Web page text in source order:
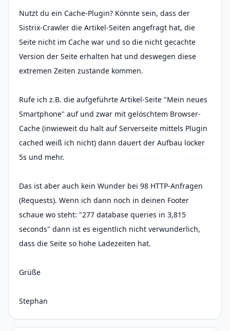
Nutzt du ein Cache-Plugin? Könnte sein, dass der
Sistrix-Crawler die Artikel-Seiten angefragt hat, die
Seite nicht im Cache war und so die nicht gecachte
Version der Seite erhalten hat und deswegen diese
extremen Zeiten zustande kommen.
Rufe ich z.B. die aufgeführte Artikel-Seite "Mein neues
Smartphone" auf und zwar mit gelöschtem Browser-
Cache (inwieweit du halt auf Serverseite mittels Plugin
cached weiß ich nicht) dann dauert der Aufbau locker
5s und mehr.
Das ist aber auch kein Wunder bei 98 HTTP-Anfragen
(Requests). Wenn ich dann noch in deinen Footer
schaue wo steht: "277 database queries in 3,815
seconds" dann ist es eigentlich nicht verwunderlich,
dass die Seite so hohe Ladezeiten hat.
Grüße
Stephan